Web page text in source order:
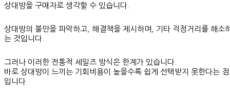
상대방을 구매자로 생각할 수 있습니다.
상대방의 불만을 파악하고, 해결책을 제시하며, 기타 걱정거리를 해소
는 것입니다.
그러나 이러한 전통적 세일즈 방식은 한계가 있습니다.
바로 상대방이 느끼는 기회비용이 높을수록 쉽게 선택받지 못한다는 점
입니다.